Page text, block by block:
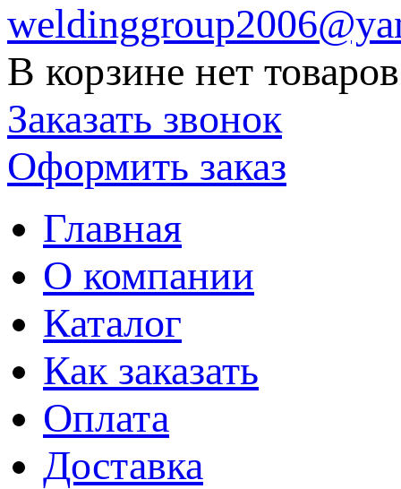
В корзине нет товаров
Заказать звонок
Оформить заказ
Главная
О компании
Каталог
Как заказать
Оплата
Доставка